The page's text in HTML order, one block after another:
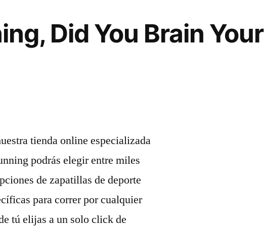
Did You Brain Your
tienda online especializada
podrás elegir entre miles
de zapatillas de deporte
para correr por cualquier
tú elijas a un solo click de